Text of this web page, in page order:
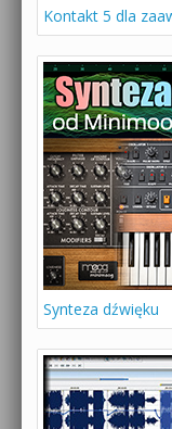
Kontakt 5 dla
Synteza dźwięku